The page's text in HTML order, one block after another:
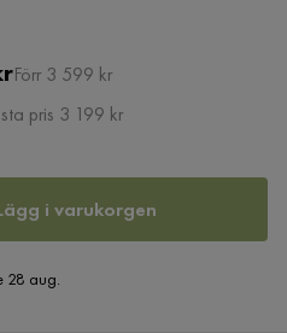
Pris
Original
Pris
Förr 3 599 kr
pris 3 199 kr
i varukorgen
28 aug.